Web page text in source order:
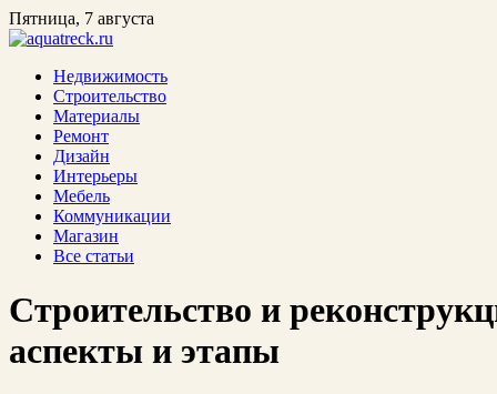
Пятница, 7 августа
Недвижимость
Строительство
Материалы
Ремонт
Дизайн
Интерьеры
Мебель
Коммуникации
Магазин
Все статьи
Строительство и
аспекты и этапы